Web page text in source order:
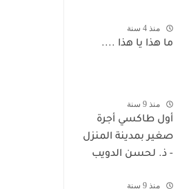
منذ 4 سنة
ما هذا يا هذا ....
منذ 9 سنة
أول طاكسي أجرة
صغير بمدينة المنزل
- ذ. لحسن الدويب
منذ 9 سنة